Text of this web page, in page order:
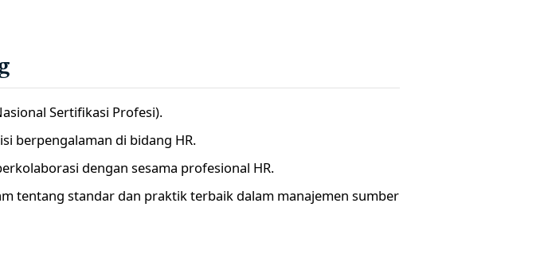
Sertifikasi Profesi).
berpengalaman di bidang HR.
dengan sesama profesional HR.
tentang standar dan praktik terbaik dalam manajemen sumber